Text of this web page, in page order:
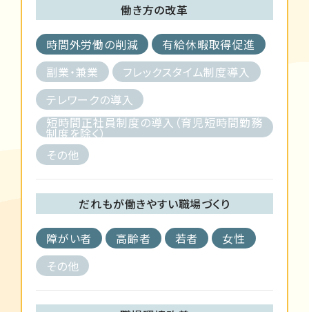
働き方の改革
時間外労働の削減
有給休暇取得促進
副業・兼業
フレックスタイム制度導入
テレワークの導入
短時間正社員制度の導入（育児短時間勤務
制度を除く）
その他
だれもが働きやすい職場づくり
障がい者 高齢者 若者
女性
その他